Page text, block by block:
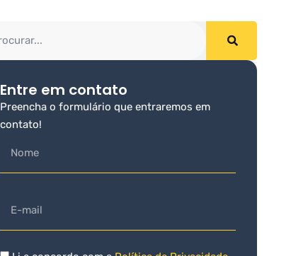
Entre em contato
Preencha o formulário que entraremos em
contato!